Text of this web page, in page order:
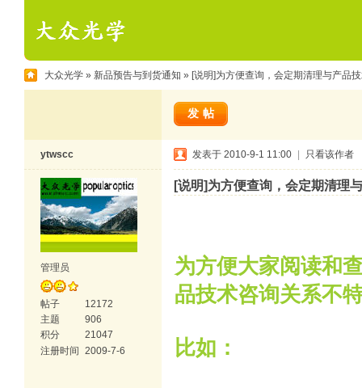
大众光学 » 新品预告与到货通知 » [说明]为方便查询，会定期清理与产品
发帖
ytwscc
管理员
帖子
12172
主题
906
积分
21047
注册时间 2009-7-6
发表于 2010-9-1 11:00 只看该作者
[说明]为方便查询，会定期清理
为方便大家阅读和
品技术咨询关系不
比如：